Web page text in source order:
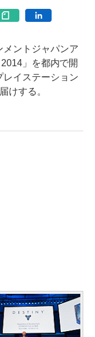
ントジャパンア
」を都内で開
イステーション
けする。